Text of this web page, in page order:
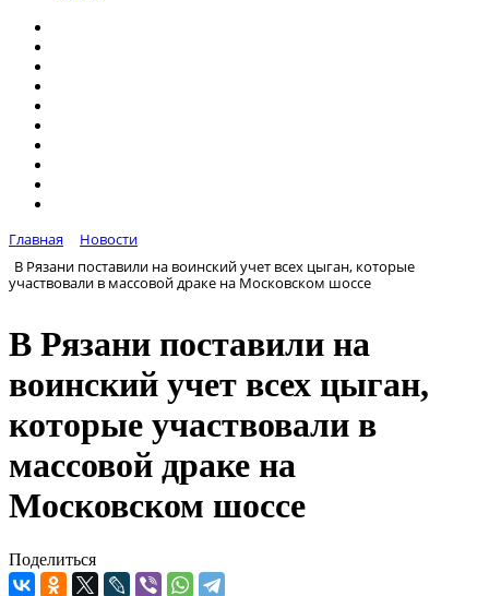
Главная
Новости
В Рязани поставили на воинский учет всех цыган, которые
участвовали в массовой драке на Московском шоссе
В Рязани поставили на
воинский учет всех цыган,
которые участвовали в
массовой драке на
Московском шоссе
Поделиться